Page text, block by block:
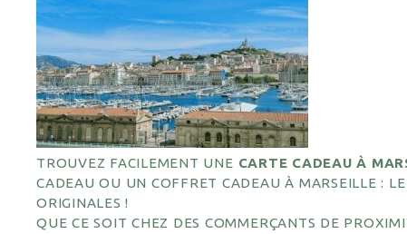
TROUVEZ FACILEMENT UNE CARTE CADEAU À
CADEAU OU UN COFFRET CADEAU À MARSEILLE :
ORIGINALES !
QUE CE SOIT CHEZ DES COMMERÇANTS DE